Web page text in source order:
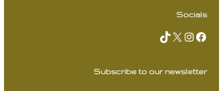
Socials
Facebook
Instagram
X
TikTok
Subscribe to our newsletter